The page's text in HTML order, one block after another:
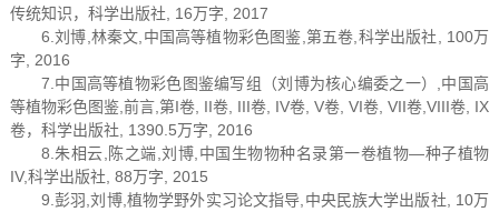
传统知识，科学出版社, 16万字, 2017
6.刘博,林秦文,中国高等植物彩色图鉴,第五卷,科学出版社, 100万
字, 2016
7.中国高等植物彩色图鉴编写组（刘博为核心编委之一）,中国高
等植物彩色图鉴,前言,第I卷, II卷, III卷, IV卷, V卷, VI卷, VII卷,VIII卷, IX
卷，科学出版社, 1390.5万字, 2016
8.朱相云,陈之端,刘博,中国生物物种名录第一卷植物—种子植物
IV,科学出版社, 88万字, 2015
9.彭羽,刘博,植物学野外实习论文指导,中央民族大学出版社, 10万